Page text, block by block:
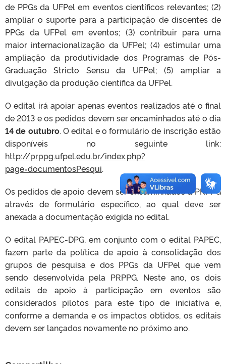
de PPGs da UFPel em eventos científicos relevantes; (2)
ampliar o suporte para a participação de discentes de
PPGs da UFPel em eventos; (3) contribuir para uma
maior internacionalização da UFPel; (4) estimular uma
ampliação da produtividade dos Programas de Pós-
Graduação Stricto Sensu da UFPel; (5) ampliar a
divulgação da produção científica da UFPel.
O edital irá apoiar apenas eventos realizados até o final
de 2013 e os pedidos devem ser encaminhados até o dia
14 de outubro. O edital e o formulário de inscrição estão
disponíveis no seguinte link:
http://prppg.ufpel.edu.br/index.php?
page=documentosPesqui.
Os pedidos de apoio devem ser encaminhados à PRPPG
através de formulário específico, ao qual deve ser
anexada a documentação exigida no edital.
O edital PAPEC-DPG, em conjunto com o edital PAPEC,
fazem parte da política de apoio à consolidação dos
grupos de pesquisa e dos PPGs da UFPel que vem
sendo desenvolvida pela PRPPG. Neste ano, os dois
editais de apoio à participação em eventos são
considerados pilotos para este tipo de iniciativa e,
conforme a demanda e os impactos obtidos, os editais
devem ser lançados novamente no próximo ano.